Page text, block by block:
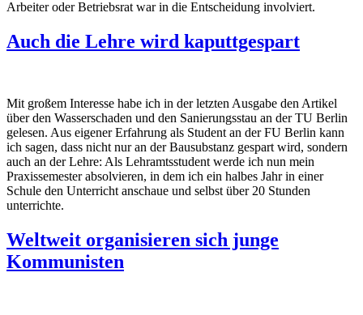
Arbeiter oder Betriebsrat war in die Entscheidung involviert.
Auch die Lehre wird kaputtgespart
Mit großem Interesse habe ich in der letzten Ausgabe den Artikel
über den Wasserschaden und den Sanierungsstau an der TU Berlin
gelesen. Aus eigener Erfahrung als Student an der FU Berlin kann
ich sagen, dass nicht nur an der Bausubstanz gespart wird, sondern
auch an der Lehre: Als Lehramtsstudent werde ich nun mein
Praxissemester absolvieren, in dem ich ein halbes Jahr in einer
Schule den Unterricht anschaue und selbst über 20 Stunden
unterrichte.
Weltweit organisieren sich junge
Kommunisten